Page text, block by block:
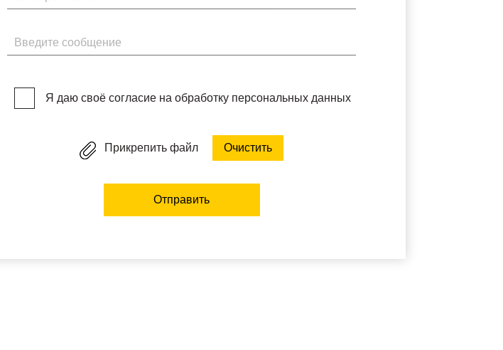
Введите сообщение
Я даю своё согласие на обработку персональных данных
Прикрепить файл Очистить
Отправить